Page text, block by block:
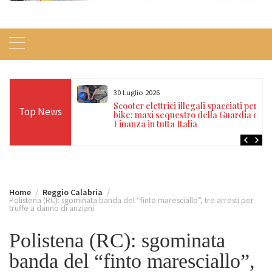
Top News
campi rom e
17 denunce e
30 Luglio 2026
Scooter elettrici illegali spacciati per e-
bike: maxi sequestro della Guardia di
Finanza in tutta Italia
Home Reggio Calabria
Polistena (RC): sgominata banda del “finto maresciallo”, tre arresti per
truffe a danno di anziani
Polistena (RC): sgominata
banda del “finto maresciallo”,